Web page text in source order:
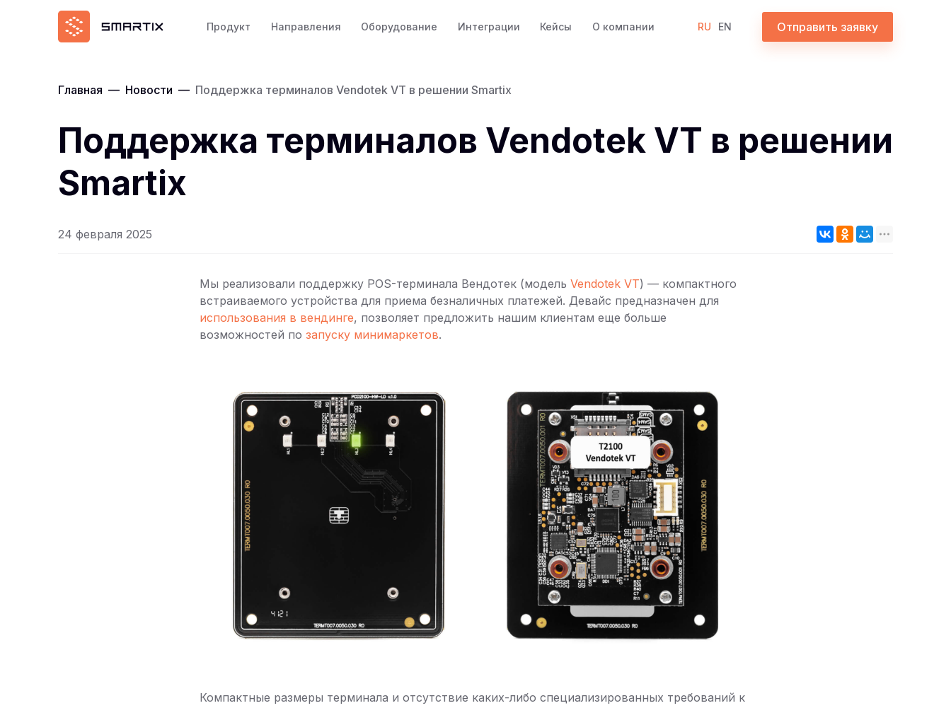
Продукт Направления Оборудование Интеграции Кейсы О компании RU EN Отправить заявку
Главная — Новости — Поддержка терминалов Vendotek VT в решении Smartix
Поддержка терминалов Vendotek VT в решении
Smartix
24 февраля 2025
Мы реализовали поддержку POS-терминала Вендотек (модель Vendotek VT) — компактного
встраиваемого устройства для приема безналичных платежей. Девайс предназначен для
использования в вендинге, позволяет предложить нашим клиентам еще больше
возможностей по запуску минимаркетов.
Компактные размеры терминала и отсутствие каких-либо специализированных требований к